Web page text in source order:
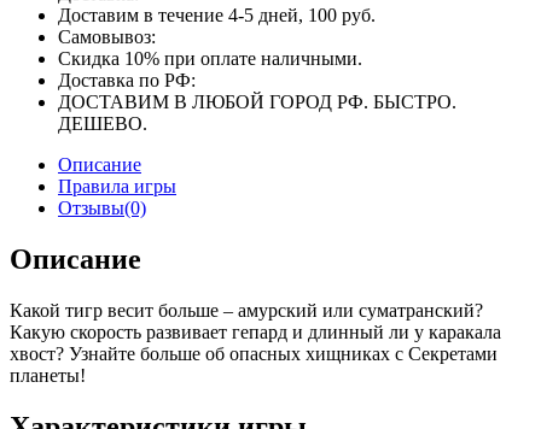
Доставим в течение 4-5 дней, 100 руб.
Самовывоз:
Скидка 10% при оплате наличными.
Доставка по РФ:
ДОСТАВИМ В ЛЮБОЙ ГОРОД РФ. БЫСТРО.
ДЕШЕВО.
Описание
Правила игры
Отзывы(0)
Описание
Какой тигр весит больше – амурский или суматранский?
Какую скорость развивает гепард и длинный ли у каракала
хвост? Узнайте больше об опасных хищниках с Секретами
планеты!